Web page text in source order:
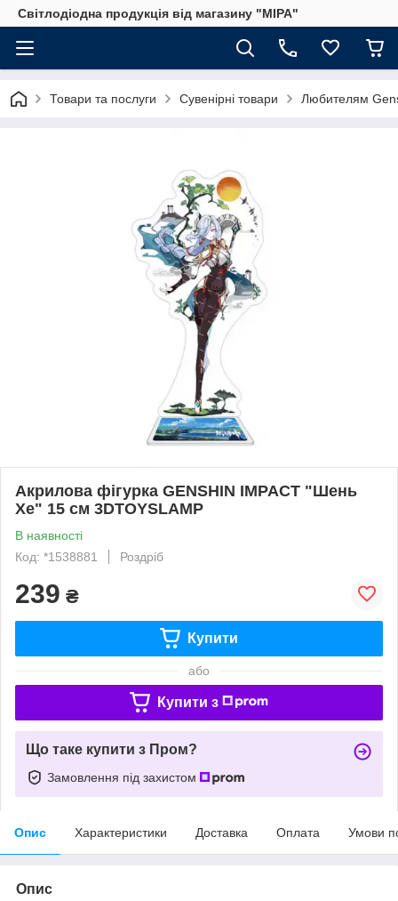
Світлодіодна продукція від магазину "МІРА"
Товари та послуги Сувенірні товари Любителям
Акрилова фігурка GENSHIN IMPACT "Шень
Хе" 15 см 3DTOYSLAMP
В наявності
Код: *1538881
Роздріб
239 ₴
Купити
або
Купити з
Що таке купити з Пром?
Замовлення під захистом
Опис Характеристики Доставка Оплата Умови
Опис